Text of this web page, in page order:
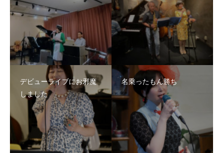
デビューライブにお邪魔
しました
名乗ったもん勝ち